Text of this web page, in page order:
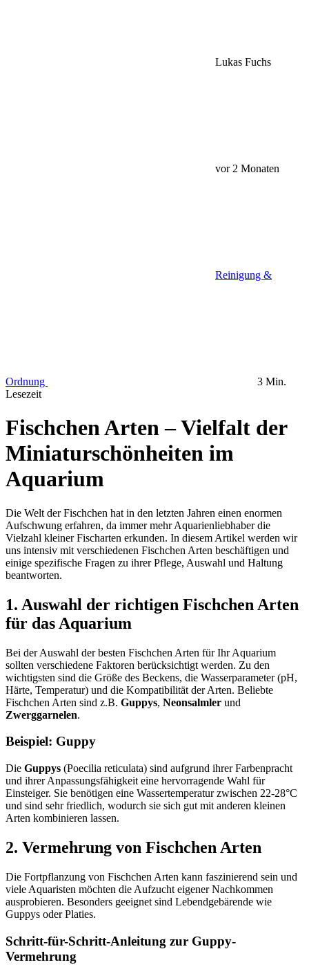
Lukas Fuchs
vor 2 Monaten
Reinigung &
Ordnung
3 Min.
Lesezeit
Fischchen Arten – Vielfalt der
Miniaturschönheiten im
Aquarium
Die Welt der Fischchen hat in den letzten Jahren einen enormen
Aufschwung erfahren, da immer mehr Aquarienliebhaber die
Vielzahl kleiner Fischarten erkunden. In diesem Artikel werden wir
uns intensiv mit verschiedenen Fischchen Arten beschäftigen und
einige spezifische Fragen zu ihrer Pflege, Auswahl und Haltung
beantworten.
1. Auswahl der richtigen Fischchen Arten
für das Aquarium
Bei der Auswahl der besten Fischchen Arten für Ihr Aquarium
sollten verschiedene Faktoren berücksichtigt werden. Zu den
wichtigsten sind die Größe des Beckens, die Wasserparameter (pH,
Härte, Temperatur) und die Kompatibilität der Arten. Beliebte
Fischchen Arten sind z.B. Guppys, Neonsalmler und
Zwerggarnelen.
Beispiel: Guppy
Die Guppys (Poecilia reticulata) sind aufgrund ihrer Farbenpracht
und ihrer Anpassungsfähigkeit eine hervorragende Wahl für
Einsteiger. Sie benötigen eine Wassertemperatur zwischen 22-28°C
und sind sehr friedlich, wodurch sie sich gut mit anderen kleinen
Arten kombinieren lassen.
2. Vermehrung von Fischchen Arten
Die Fortpflanzung von Fischchen Arten kann faszinierend sein und
viele Aquaristen möchten die Aufzucht eigener Nachkommen
ausprobieren. Besonders geeignet sind Lebendgebärende wie
Guppys oder Platies.
Schritt-für-Schritt-Anleitung zur Guppy-
Vermehrung